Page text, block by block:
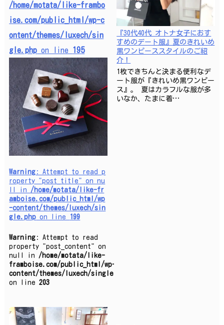
/home/motata/like-frambo
ise.com/public_html/wp-c
ontent/themes/luxech/sin
gle.php on line 195
Warning : Attempt to read p
roperty "post_title" on nu
ll in /home/motata/like-fr
amboise.com/public_html/wp
-content/themes/luxech/sin
gle.php on line 199
Warning : Attempt to read
property "post_content" on
null in /home/motata/like-
framboise.com/public_html/wp-
content/themes/luxech/single.php
on line203
『30代40代 オトナ女子におす
すめのデート服』夏のきれいめ
黒ワンピーススタイルのご紹
介！
1枚できちんと決まる便利なデ
ート服が『きれいめ黒ワンピー
ス』。 夏はカラフルな服が多
いなか、たまに着…